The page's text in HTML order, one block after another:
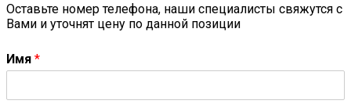
Оставьте номер телефона, наши специалисты свяжутся с
Вами и уточнят цену по данной позиции
Имя *